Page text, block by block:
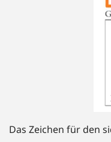
Das Zeichen für den